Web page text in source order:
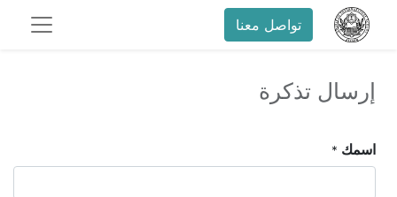
تواصل معنا
إرسال تذكرة
اسمك *